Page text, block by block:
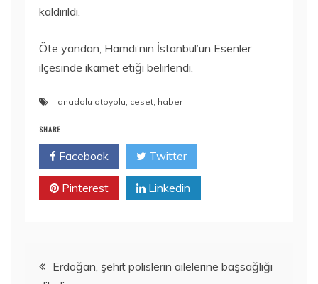
kaldırıldı.
Öte yandan, Hamdı’nın İstanbul’un Esenler
ilçesinde ikamet etiği belirlendi.
anadolu otoyolu, ceset, haber
SHARE
Facebook Twitter
Pinterest Linkedin
YazıErdoğan, şehit polislerin ailelerine başsağlığı